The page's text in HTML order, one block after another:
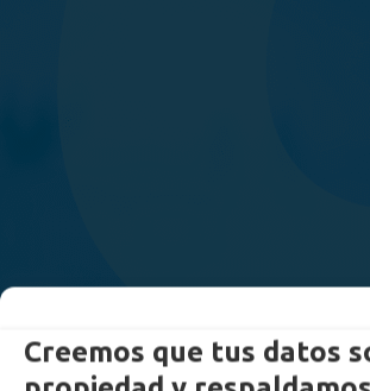
Creemos que tus datos